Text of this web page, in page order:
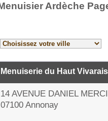
Ardèche
Menuiserie du Haut
14 AVENUE DANIEL
07100 Annonay